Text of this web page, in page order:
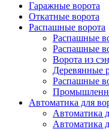
Гаражные ворота
Откатные ворота
Распашные ворота
Распашные
Распашные
Ворота из
Деревянные
Распашные
Автоматика для
Автоматика
Автоматика